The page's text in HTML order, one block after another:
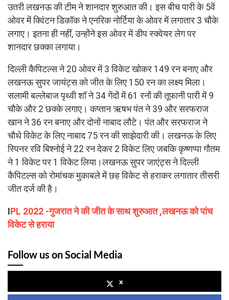
उतरी लखनऊ की टीम ने शानदार शुरुआत की। इस बीच पारी के 5वें
ओवर में क्विंटन डिकॉक ने एनरिक नोर्टिया के ओवर में लगातार 3 चौके
लगाए। इतना ही नहीं, उन्होंने इस ओवर में डीप स्क्वेयर लेग पर
शानदार छक्का लगाया।
दिल्ली कैपिटल्स ने 20 ओवर में 3 विकेट खोकर 149 रन बनाए और
लखनऊ सुपर जायंट्स को जीत के लिए 150 रन का लक्ष्य मिला।
सलामी बल्लेबाज पृथ्वी शॉ ने 34 गेंदों में 61 रनों की तूफानी पारी में 9
चौके और 2 छक्के लगाए। कप्तान ऋषभ पंत ने 39 और सरफराज
खान ने 36 रन बनाए और दोनों नाबाद लौटे। पंत और सरफराज ने
चौथे विकेट के लिए नाबाद 75 रन की साझेदारी की। लखनऊ के लिए
स्पिनर रवि बिश्नोई ने 22 रन देकर 2 विकेट लिए जबकि कृष्णप्पा गौतम
ने 1 विकेट पर 1 विकेट लिया।लखनऊ सुपर जाएंट्स ने दिल्ली
कैपिटल्स को रोमांचक मुकाबले में छह विकेट से हराकर लगातार तीसरी
जीत दर्ज की है।
PL 2022 -गुजरात ने की जीत के साथ शुरुआत ,लखनऊ को पांच
विकेट से हराया
Follow us on Social Media
x